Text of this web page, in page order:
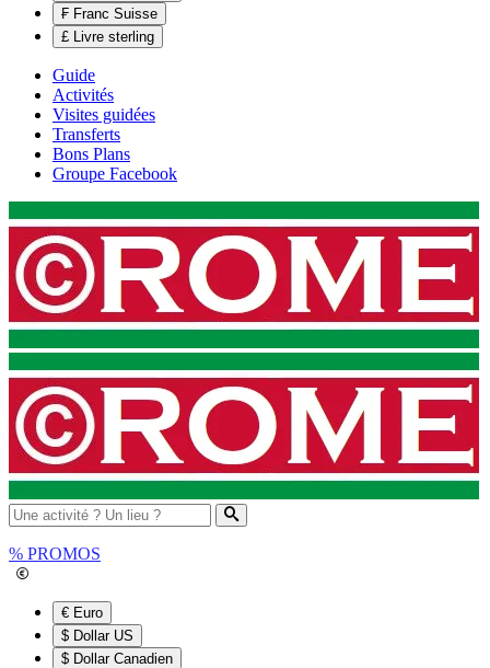
₣ Franc Suisse
£ Livre sterling
Guide
Activités
Visites guidées
Transferts
Bons Plans
Groupe Facebook
% PROMOS
€ Euro
$ Dollar US
$ Dollar Canadien